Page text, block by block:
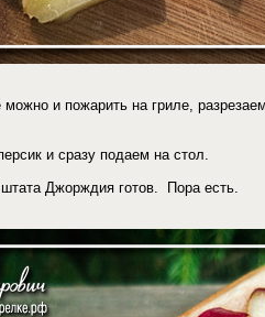
можно и пожарить на гриле,
и сразу подаем на стол.
штата Джорждия готов. Пора есть.